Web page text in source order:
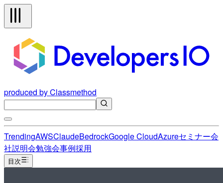
produced by Classmethod
TrendingAWSClaudeBedrockGoogle CloudAzureセミナー会
社説明会勉強会事例採用
目次